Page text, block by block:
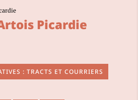
Picardie
: TRACTS ET COURRIERS